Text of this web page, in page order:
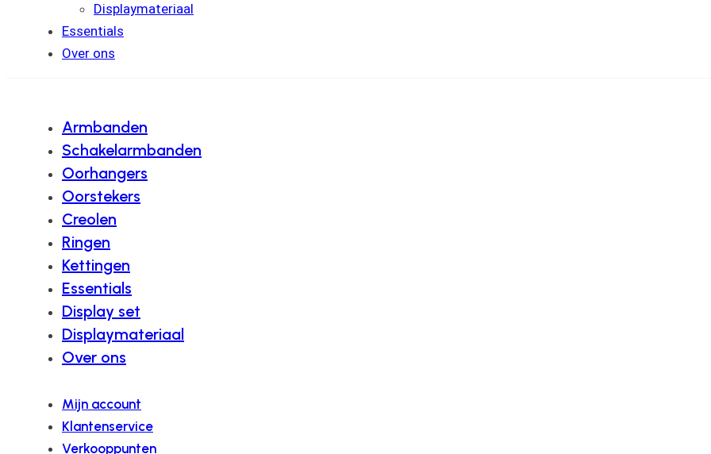
Displaymateriaal
Essentials
Over ons
Armbanden
Schakelarmbanden
Oorhangers
Oorstekers
Creolen
Ringen
Kettingen
Essentials
Display set
Displaymateriaal
Over ons
Mijn account
Klantenservice
Verkooppunten